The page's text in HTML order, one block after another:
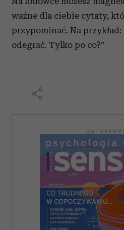
ważne dla ciebie cytaty,
przypominać. Na przykład:
odegrać. Tylko po co?”